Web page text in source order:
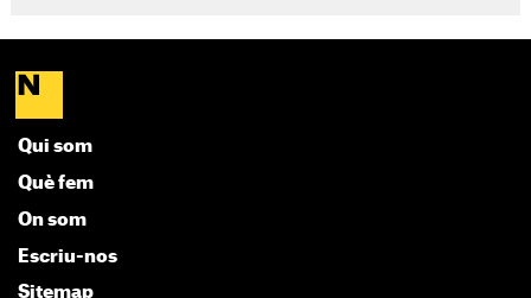
Qui som
Què fem
On som
Escriu-nos
Sitemap